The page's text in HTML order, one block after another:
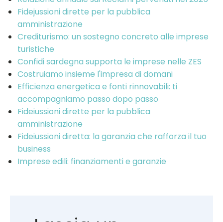
Fidejussioni dirette per la pubblica
amministrazione
Crediturismo: un sostegno concreto alle imprese
turistiche
Confidi sardegna supporta le imprese nelle ZES
Costruiamo insieme l'impresa di domani
Efficienza energetica e fonti rinnovabili: ti
accompagniamo passo dopo passo
Fideiussioni dirette per la pubblica
amministrazione
Fideiussioni diretta: la garanzia che rafforza il tuo
business
Imprese edili: finanziamenti e garanzie